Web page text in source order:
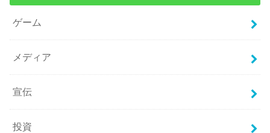
ゲーム
メディア
宣伝
投資